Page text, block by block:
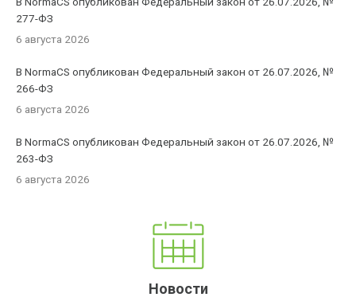
277-ФЗ
6 августа 2026
В NormaCS опубликован Федеральный закон от 26.07.2026, №
266-ФЗ
6 августа 2026
В NormaCS опубликован Федеральный закон от 26.07.2026, №
263-ФЗ
6 августа 2026
Новости